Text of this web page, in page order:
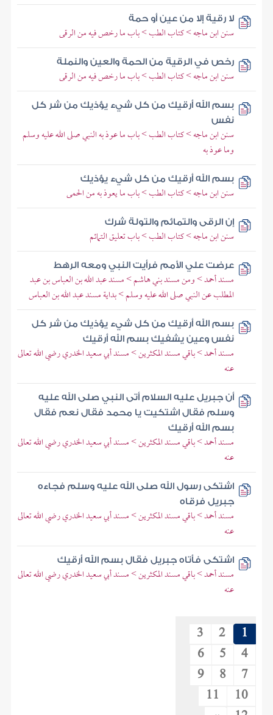
لا رقية إلا من عين أو حمة
سنن ابن ماجه > كتاب الطب > باب ما رخص فيه من الرقى
رخص في الرقية من الحمة والعين والنملة
سنن ابن ماجه > كتاب الطب > باب ما رخص فيه من الرقى
بسم الله أرقيك من كل شيء يؤذيك من شر كل
نفس
سنن ابن ماجه > كتاب الطب > باب ما عوذ به النبي صلى الله عليه وسلم
وما عوذ به
بسم الله أرقيك من كل شيء يؤذيك
سنن ابن ماجه > كتاب الطب > باب ما يعوذ به من الحمى
إن الرقى والتمائم والتولة شرك
سنن ابن ماجه > كتاب الطب > باب تعليق التمائم
عرضت علي الأمم فرأيت النبي ومعه الرهط
مسند أحمد > ومن مسند بني هاشم > مسند عبد الله بن العباس بن عبد
المطلب عن النبي صلى الله عليه وسلم > بداية مسند عبد الله بن العباس
بسم الله أرقيك من كل شيء يؤذيك من شر كل
نفس وعين يشفيك بسم الله أرقيك
مسند أحمد > باقي مسند المكثرين > مسند أبي سعيد الخدري رضي الله تعالى
عنه
أن جبريل عليه السلام أتى النبي صلى الله عليه
وسلم فقال اشتكيت يا محمد فقال نعم فقال
بسم الله أرقيك
مسند أحمد > باقي مسند المكثرين > مسند أبي سعيد الخدري رضي الله تعالى
عنه
اشتكى رسول الله صلى الله عليه وسلم فجاءه
جبريل فرقاه
مسند أحمد > باقي مسند المكثرين > مسند أبي سعيد الخدري رضي الله تعالى
عنه
اشتكى فأتاه جبريل فقال بسم الله أرقيك
مسند أحمد > باقي مسند المكثرين > مسند أبي سعيد الخدري رضي الله تعالى
عنه
1
2
3
4
5
6
7
8
9
10
11